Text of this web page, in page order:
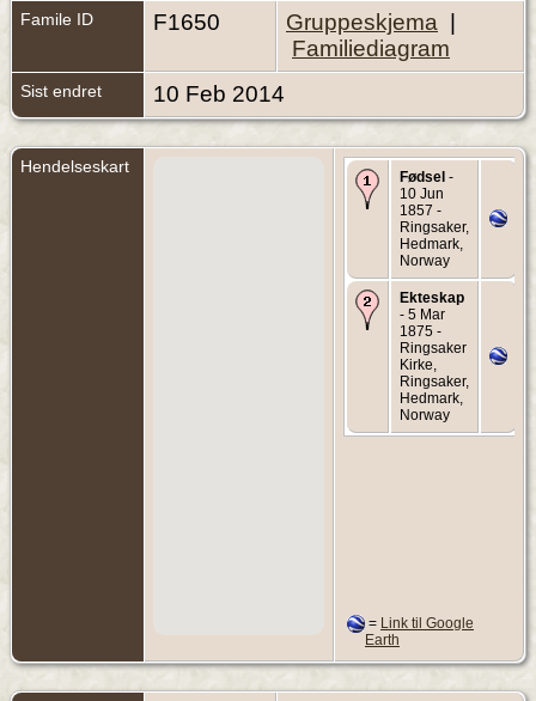
Famile ID F1650 Gruppeskjema
Familiediagram
Sist endret 10 Feb 2014
Hendelseskart
Fødsel -
10 Jun
1857 -
Ringsaker,
Hedmark,
Norway
Ekteskap
- 5 Mar
1875 -
Ringsaker
Kirke,
Ringsaker,
Hedmark,
Norway
= Link til Google
Earth